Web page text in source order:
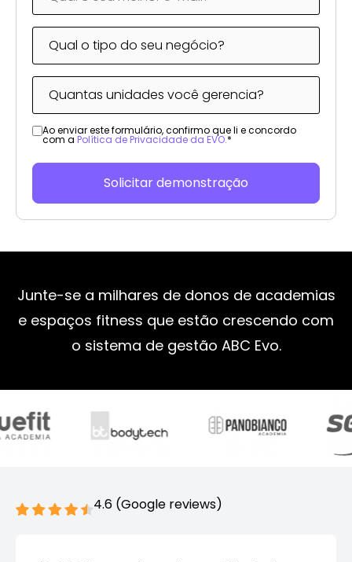
Ao enviar este formulário, confirmo que li e concordo
com a Política de Privacidade da EVO.*
Junte-se a milhares de donos de academias
e espaços fitness que estão crescendo com
o sistema de gestão ABC Evo.
4.6 (Google reviews)